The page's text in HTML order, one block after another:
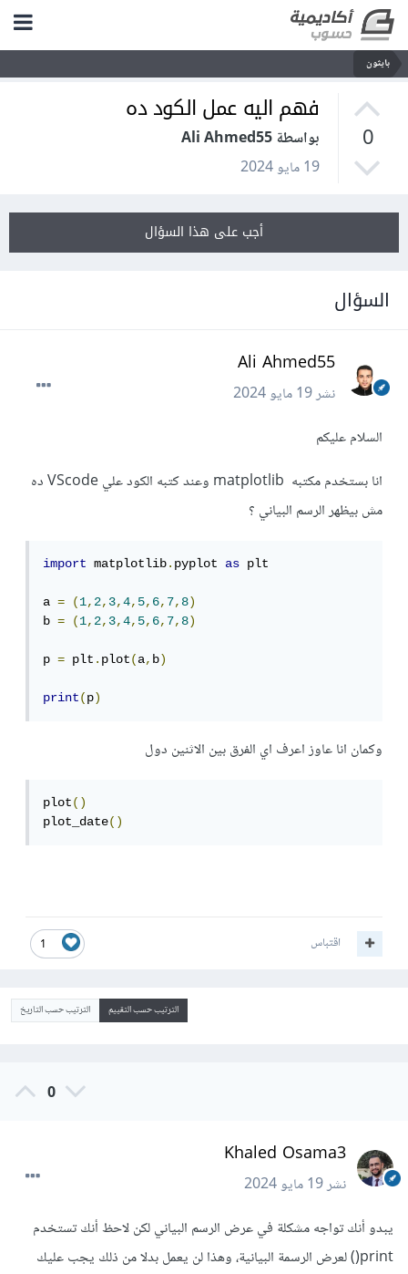
بايثون
0
فهم اليه عمل الكود ده
بواسطة Ali Ahmed55
19 مايو 2024
أجب على هذا السؤال
السؤال
Ali Ahmed55
نشر19 مايو 2024
السلام عليكم
انا بستخدم مكتبه matplotlib وعند كتبه الكود علي VScode ده
مش بيظهر الرسم البياني ؟
import matplotlib.pyplot as plt
a = (1,2,3,4,5,6,7,8)
b = (1,2,3,4,5,6,7,8)
p = plt.plot(a,b)
print(p)
وكمان انا عاوز اعرف اي الفرق بين الاثنين دول
plot()
plot_date()
1 اقتباس
الترتيب حسب التقييم الترتيب حسب التاريخ
0
Khaled Osama3
نشر19 مايو 2024
يبدو أنك تواجه مشكلة في عرض الرسم البياني لكن لاحظ أنك تستخدم
print() لعرض الرسمة البيانية، وهذا لن يعمل بدلا من ذلك يجب عليك